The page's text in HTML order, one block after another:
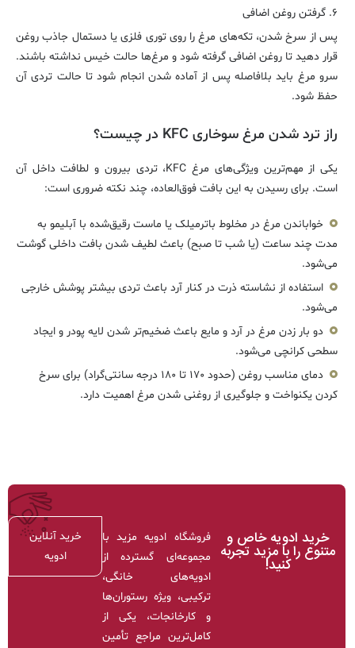
۶. گرفتن روغن اضافی
پس از سرخ شدن، تکه‌های مرغ را روی توری فلزی یا دستمال جاذب روغن
قرار دهید تا روغن اضافی گرفته شود و مرغ‌ها حالت خیس نداشته باشند.
سرو مرغ باید بلافاصله پس از آماده شدن انجام شود تا حالت تردی آن
حفظ شود.
راز ترد شدن مرغ سوخاری KFC در چیست؟
یکی از مهم‌ترین ویژگی‌های مرغ KFC، تردی بیرون و لطافت داخل آن
است. برای رسیدن به این بافت فوق‌العاده، چند نکته ضروری است:
خواباندن مرغ در مخلوط باترمیلک یا ماست رقیق‌شده با آبلیمو به
مدت چند ساعت (یا شب تا صبح) باعث لطیف شدن بافت داخلی گوشت
می‌شود.
استفاده از نشاسته ذرت در کنار آرد باعث تردی بیشتر پوشش خارجی
می‌شود.
دو بار زدن مرغ در آرد و مایع باعث ضخیم‌تر شدن لایه پودر و ایجاد
سطحی کرانچی می‌شود.
دمای مناسب روغن (حدود ۱۷۰ تا ۱۸۰ درجه سانتی‌گراد) برای سرخ
کردن یکنواخت و جلوگیری از روغنی شدن مرغ اهمیت دارد.
خرید ادویه خاص و
متنوع را با مزید تجربه
کنید!
فروشگاه ادویه مزید با
مجموعه‌ای گسترده از
ادویه‌های خانگی،
ترکیبی، ویژه رستوران‌ها
و کارخانجات، یکی از
کامل‌ترین مراجع تأمین
خرید آنلاین
ادویه